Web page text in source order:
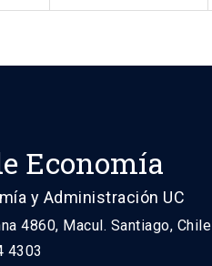
Economía
y Administración UC
4860, Macul. Santiago, Chile
4303